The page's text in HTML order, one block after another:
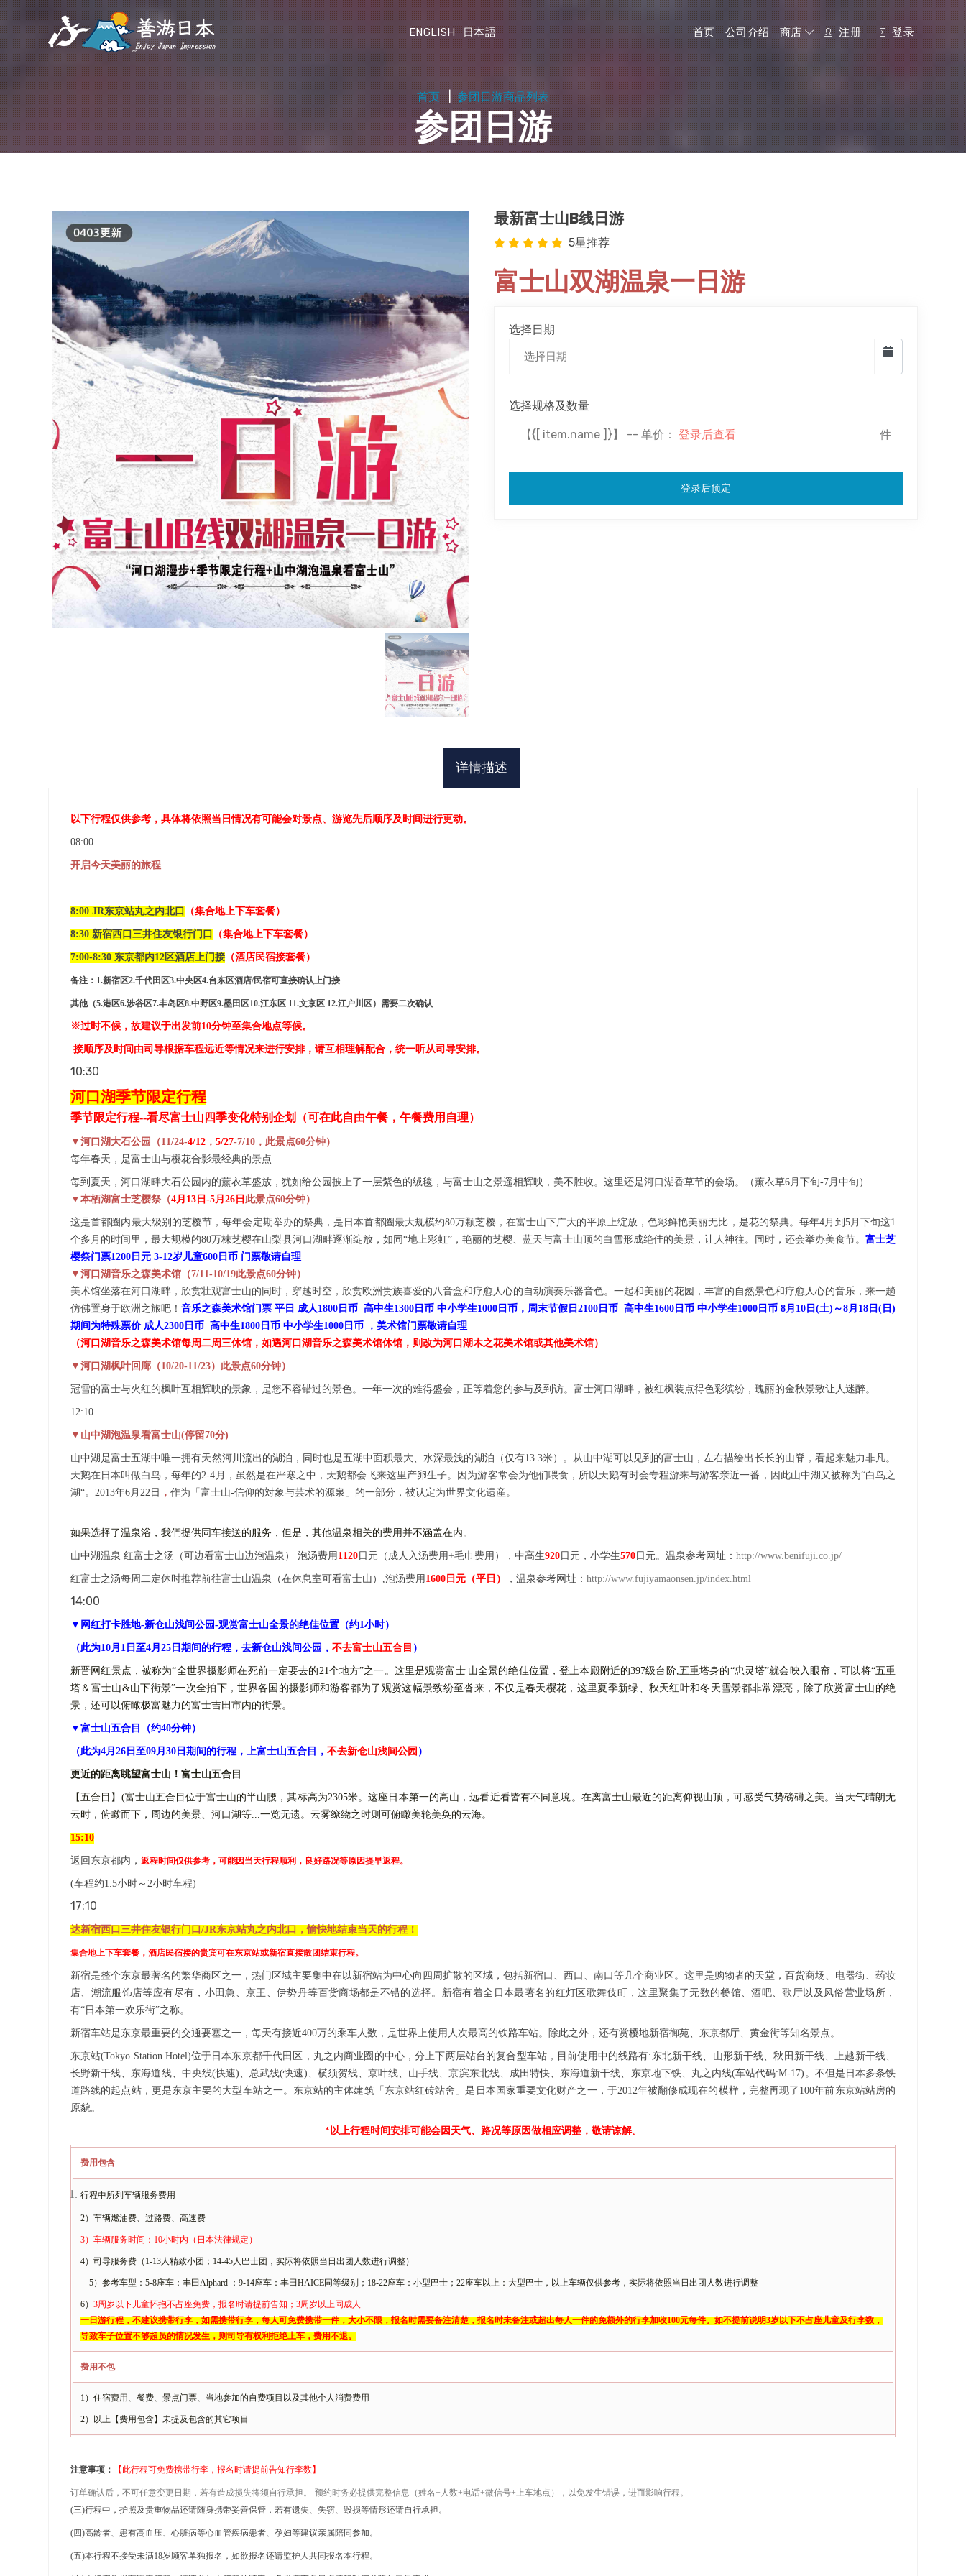
ENGLISH 日本語 首页 公司介绍 商店 注册 登录
首页 参团日游商品列表
参团日游
最新富士山B线日游
5星推荐
富士山双湖温泉一日游
选择日期
选择规格及数量
【{[ item.name ]}】 -- 单价： 登录后查看 件
登录后预定
详情描述
以下行程仅供参考，具体将依照当日情况有可能会对景点、游览先后顺序及时间进行更动。
08:00
开启今天美丽的旅程
8:00 JR东京站丸之内北口 （集合地上下车套餐）
8:30 新宿西口三井住友银行门口 （集合地上下车套餐）
7:00-8:30 东京都内12区酒店上门接 （酒店民宿接套餐）
备注： 1.新宿区2.千代田区3.中央区4.台东区酒店/民宿可直接确认上门接
其他（5.港区6.涉谷区7.丰岛区8.中野区9.墨田区10.江东区 11.文京区 12.江户川区）需要二次确认
※过时不候，故建议于出发前10分钟至集合地点等候。
接顺序及时间由司导根据车程远近等情况来进行安排，请互相理解配合，统一听从司导安排。
10:30
河口湖季节限定行程
季节限定行程--看尽富士山四季变化特别企划 （可在此自由午餐，午餐费用自理）
▼河口湖大石公园（11/24-4/12 ， 5/27-7/10，此景点60分钟）
每年春天，是富士山与樱花合影最经典的景点
每到夏天，河口湖畔大石公园内的薰衣草盛放，犹如给公园披上了一层紫色的绒毯，与富士山之景遥相辉映，美不胜收。这里还是河口湖香草节的会场。（薰衣草6月下旬-7月中旬）
▼本栖湖富士芝樱祭（4月13 日 -5月26 日 此景点60分钟）
这是首都圈内最大级别的芝樱节，每年会定期举办的祭典，是日本首都圈最大规模约80万颗芝樱，在富士山下广大的平原上绽放，色彩鲜艳美丽无比，是花的祭典。每年4月到5月下旬这1
个多月的时间里，最大规模的80万株芝樱在山梨县河口湖畔逐渐绽放，如同“地上彩虹”，艳丽的芝樱、蓝天与富士山顶的白雪形成绝佳的美景，让人神往。同时，还会举办美食节。 富士芝
樱祭门票1200日元 3-12岁儿童600日币 门票敬请自理
▼ 河口湖音乐之森美术馆 （7/11-10/19此景点60分钟）
美术馆坐落在河口湖畔，欣赏壮观富士山的同时，穿越时空，欣赏欧洲贵族喜爱的八音盒和疗愈人心的自动演奏乐器音色。一起和美丽的花园，丰富的自然景色和疗愈人心的音乐，来一趟
仿佛置身于欧洲之旅吧！ 音乐之森美术馆门票 平日 成人1800 日币 高中生1300日币 中小学生1000日币 ， 周末节假日 2100 日币 高中生1600日币 中小学生1000日币 8月10日(土)～8月18日(日)
期间为特殊票价 成人2300 日币 高中生1800日币 中小学生1000日币 ，美术馆门票敬请自理
（河口湖音乐之森美术馆每周二周三休馆，如遇河口湖音乐之森美术馆休馆，则改为河口湖木之花美术馆或其他美术馆）
▼河口湖枫叶回廊（10/20-11/23）此景点60分钟）
冠雪的富士与火红的枫叶互相辉映的景象，是您不容错过的景色。一年一次的难得盛会，正等着您的参与及到访。富士河口湖畔，被红枫装点得色彩缤纷，瑰丽的金秋景致让人迷醉。
12:10
▼ 山中湖泡温泉看富士山(停留70分)
山中湖是富士五湖中唯一拥有天然河川流出的湖泊，同时也是五湖中面积最大、水深最浅的湖泊（仅有13.3米）。从山中湖可以见到的富士山，左右描绘出长长的山脊，看起来魅力非凡。
天鹅在日本叫做白鸟，每年的2-4月，虽然是在严寒之中，天鹅都会飞来这里产卵生子。因为游客常会为他们喂食，所以天鹅有时会专程游来与游客亲近一番，因此山中湖又被称为“白鸟之
湖“。 2013年6月22日 ， 作为「富士山-信仰的対象与芸术的源泉」的一部分，被认定为世界文化遗産。
如果选择了温泉浴，我們提供同车接送的服务 ， 但是，其他温泉相关的费用并不涵盖在内。
山中湖温泉 红富士之汤（可边看富士山边泡温泉） 泡汤费用 1120 日元 （ 成人入汤费用+毛巾费用 ） ， 中高生920 日元，小学生570 日元。 温泉参考网址： http://www.benifuji.co.jp/
红富士之汤每周二定休时推荐前往富士山温泉（在休息室可看富士山） ,泡汤费用 1600日元 （平日 ） ，温泉参考网址： http://www.fujiyamaonsen.jp/index.html
14:00
▼网红打卡胜地-新仓山浅间公园-观赏富士山全景的绝佳位置（约1小时）
（此为10月 1日至4月25日 期间的行程，去新仓山浅间公园， 不去富士山五合目 ）
新晋网红景点，被称为“全世界摄影师在死前一定要去的21个地方”之一。这里是观赏富士 山全景的绝佳位置，登上本殿附近的397级台阶,五重塔身的“忠灵塔”就会映入眼帘，可以将“五重
塔＆富士山&山下街景”一次全拍下，世界各国的摄影师和游客都为了观赏这幅景致纷至沓来，不仅是春天樱花，这里夏季新绿、秋天红叶和冬天雪景都非常漂亮，除了欣赏富士山的绝
景，还可以俯瞰极富魅力的富士吉田市内的街景。
▼富士山五合目 （约40分钟）
（此为4月26日 至09月 30 日期间的行程，上富士山五合目， 不去新仓山浅间公园 ）
更近的距离眺望富士山！ 富士山五合目
【五合目】 (富士山五合目位于富士山的半山腰，其标高为2305米。这座日本第一的高山，远看近看皆有不同意境。在离富士山最近的距离仰视山顶，可感受气势磅礡之美。当天气晴朗无
云时，俯瞰而下，周边的美景、河口湖等...一览无遗。云雾缭绕之时则可俯瞰美轮美奂的云海。
15:10
返回东京都内 ， 返程时间仅供参考，可能因当天行程顺利，良好路况等原因提早返程。
(车程约1.5小时～2小时车程)
17:10
达新宿西口三井住友银行门口 /JR东京站丸之内北口，愉快地结束当天的行程！
集合地上下车套餐 ， 酒店民宿接的贵宾可在东京站或新宿直接散团结束行程。
新宿是整个东京最著名的繁华商区之一，热门区域主要集中在以新宿站为中心向四周扩散的区域，包括新宿口、西口、南口等几个商业区。这里是购物者的天堂，百货商场、电器街、药妆
店、潮流服饰店等应有尽有，小田急、京王、伊势丹等百货商场都是不错的选择。新宿有着全日本最著名的红灯区歌舞伎町，这里聚集了无数的餐馆、酒吧、歌厅以及风俗营业场所，
有“日本第一欢乐街”之称。
新宿车站是东京最重要的交通要塞之一，每天有接近400万的乘车人数，是世界上使用人次最高的铁路车站。除此之外，还有赏樱地新宿御苑、东京都厅、黄金街等知名景点。
东京站(Tokyo Station Hotel)位于日本东京都千代田区，丸之内商业圈的中心，分上下两层站台的复合型车站，目前使用中的线路有:东北新干线、山形新干线、秋田新干线、上越新干线、
长野新干线、东海道线、中央线(快速)、总武线(快速)、横须贺线、京叶线、山手线、京滨东北线、成田特快、东海道新干线、东京地下铁、丸之内线(车站代码:M-17)。不但是日本多条铁
道路线的起点站，更是东京主要的大型车站之一。东京站的主体建筑「东京站红砖站舍」是日本国家重要文化财产之一，于2012年被翻修成现在的模样，完整再现了100年前东京站站房的
原貌。
*以上行程时间安排可能会因天气、路况等原因做相应调整，敬请谅解。
费用包含
行程中所列车辆服务费用
2）车辆燃油费、过路费、高速费
3）车辆服务时间：10小时内（日本法律规定）
4）司导服务费（1-13人精致小团；14-45人巴士团，实际将依照当日出团人数进行调整）
5）参考车型：5-8座车：丰田Alphard ；9-14座车：丰田HAICE同等级别；18-22座车：小型巴士；22座车以上：大型巴士，以上车辆仅供参考，实际将依照当日出团人数进行调整
6） 3周岁以下儿童怀抱不占座免费，报名时请提前告知；3周岁以上同成人
一日游行程，不建议携带行李，如需携带行李，每人可免费携带一件，大小不限，报名时需要备注清楚，报名时未备注或超出每人一件的免额外的行李加收100元每件。如不提前说明3岁以下不占座儿童及行李数，
导致车子位置不够超员的情况发生，则司导有权利拒绝上车，费用不退。
费用不包
1） 住宿费用、餐费、景点门票、当地参加的自费项目以及其他个人消费费用
2）以上【费用包含】未提及包含的其它项目
注意事项： 【此行程可免费携带行李，报名时请提前告知行李数】
订单确认后，不可任意变更日期，若有造成损失将须自行承担。 预约时务必提供完整信息 （姓名+人数+电话+微信号+上车地点）
，以免发生错误，进而影响行程。
(三)行程中，护照及贵重物品还请随身携带妥善保管，若有遗失、失窃、毁损等情形还请自行承担。
(四)高龄者、患有高血压、心脏病等心血管疾病患者、孕妇等建议亲属陪同参加。
(五)本行程不接受未满18岁顾客单独报名，如欲报名还请监护人共同报名本行程。